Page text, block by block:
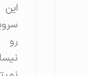
سرویس
نیسان